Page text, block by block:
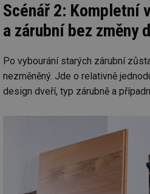
Scénář 2: Kompletní
a zárubní bez změny
Po vybourání starých zárubní
nezměněný. Jde o relativně
design dveří, typ zárubně a